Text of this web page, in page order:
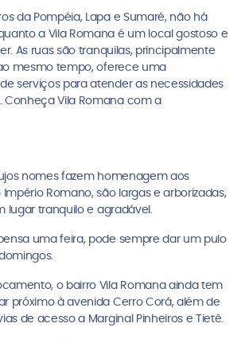
da Pompéia, Lapa e Sumaré, não há
a Vila Romana é um local gostoso e
As ruas são tranquilas, principalmente
mesmo tempo, oferece uma
serviços para atender as necessidades
Conheça Vila Romana com a
nomes fazem homenagem aos
Romano, são largas e arborizadas,
lugar tranquilo e agradável.
uma feira, pode sempre dar um pulo
o bairro Vila Romana ainda tem
próximo à avenida Cerro Corá, além de
de acesso a Marginal Pinheiros e Tietê.